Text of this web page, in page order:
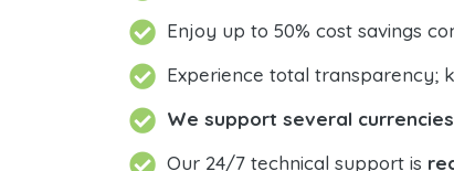
Enjoy up to 50% cost savings
Experience total transparency;
We support several currencies
Our 24/7 technical support is